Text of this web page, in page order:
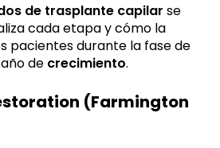
de trasplante capilar se
cada etapa y cómo la
pacientes durante la fase de
de crecimiento.
(Farmington